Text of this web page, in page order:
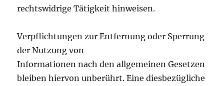
rechtswidrige Tätigkeit hinweisen.
Verpflichtungen zur Entfernung oder Sperrung
der Nutzung von
Informationen nach den allgemeinen Gesetzen
bleiben hiervon unberührt. Eine diesbezügliche